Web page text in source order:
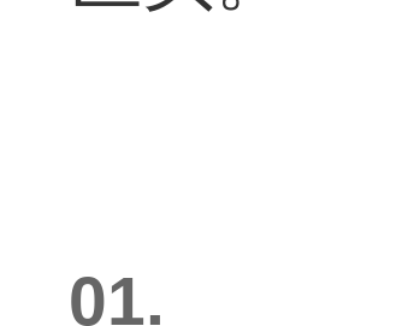
01.